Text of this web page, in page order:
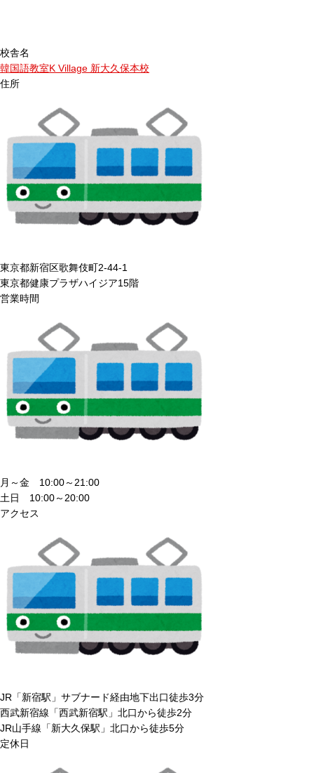
校舎名
韓国語教室K Village 新大久保本校
住所
東京都新宿区歌舞伎町2-44-1
東京都健康プラザハイジア15階
営業時間
月～金 10:00～21:00
土日 10:00～20:00
アクセス
JR「新宿駅」サブナード経由地下出口徒歩3分
西武新宿線「西武新宿駅」北口から徒歩2分
JR山手線「新大久保駅」北口から徒歩5分
定休日